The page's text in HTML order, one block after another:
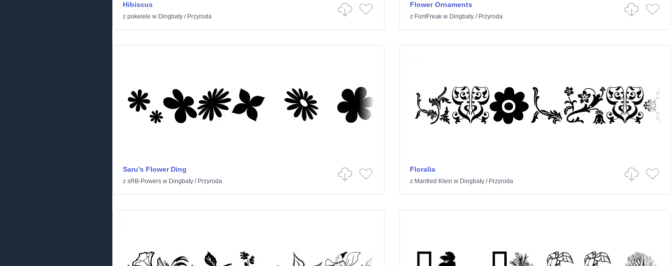
Hibiscus
z pokelele w Dingbaty / Przyroda
Flower Ornaments
z FontFreakw Dingbaty/ Przyroda
Saru's Flower Ding
z sRB-Powers w Dingbaty / Przyroda
Floralia
z Manfred Klein w Dingbaty/ Przyroda